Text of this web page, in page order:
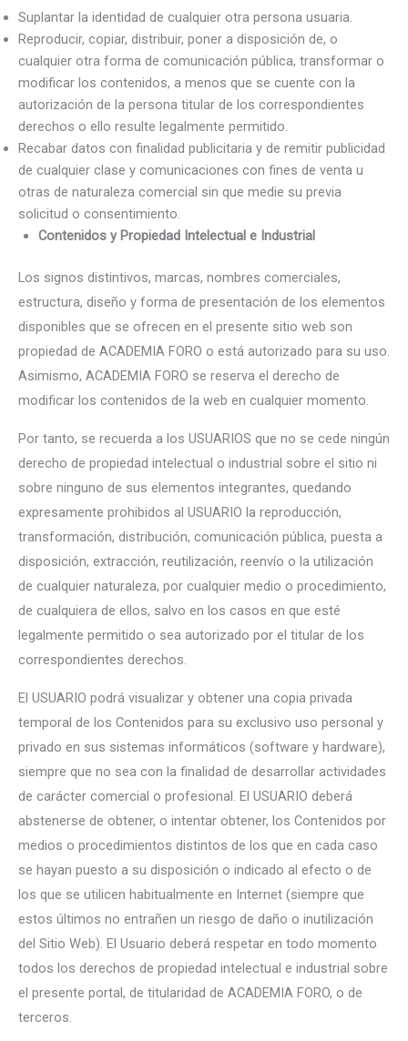
Suplantar la identidad de cualquier otra persona usuaria.
Reproducir, copiar, distribuir, poner a disposición de, o
cualquier otra forma de comunicación pública, transformar o
modificar los contenidos, a menos que se cuente con la
autorización de la persona titular de los correspondientes
derechos o ello resulte legalmente permitido.
Recabar datos con finalidad publicitaria y de remitir publicidad
de cualquier clase y comunicaciones con fines de venta u
otras de naturaleza comercial sin que medie su previa
solicitud o consentimiento.
Contenidos y Propiedad Intelectual e Industrial
Los signos distintivos, marcas, nombres comerciales,
estructura, diseño y forma de presentación de los elementos
disponibles que se ofrecen en el presente sitio web son
propiedad de ACADEMIA FORO o está autorizado para su uso.
Asimismo, ACADEMIA FORO se reserva el derecho de
modificar los contenidos de la web en cualquier momento.
Por tanto, se recuerda a los USUARIOS que no se cede ningún
derecho de propiedad intelectual o industrial sobre el sitio ni
sobre ninguno de sus elementos integrantes, quedando
expresamente prohibidos al USUARIO la reproducción,
transformación, distribución, comunicación pública, puesta a
disposición, extracción, reutilización, reenvío o la utilización
de cualquier naturaleza, por cualquier medio o procedimiento,
de cualquiera de ellos, salvo en los casos en que esté
legalmente permitido o sea autorizado por el titular de los
correspondientes derechos.
El USUARIO podrá visualizar y obtener una copia privada
temporal de los Contenidos para su exclusivo uso personal y
privado en sus sistemas informáticos (software y hardware),
siempre que no sea con la finalidad de desarrollar actividades
de carácter comercial o profesional. El USUARIO deberá
abstenerse de obtener, o intentar obtener, los Contenidos por
medios o procedimientos distintos de los que en cada caso
se hayan puesto a su disposición o indicado al efecto o de
los que se utilicen habitualmente en Internet (siempre que
estos últimos no entrañen un riesgo de daño o inutilización
del Sitio Web). El Usuario deberá respetar en todo momento
todos los derechos de propiedad intelectual e industrial sobre
el presente portal, de titularidad de ACADEMIA FORO, o de
terceros.